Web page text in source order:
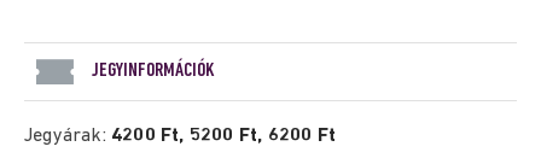
JEGYINFORMÁCIÓK
Jegyárak: 4200 Ft, 5200 Ft, 6200 Ft